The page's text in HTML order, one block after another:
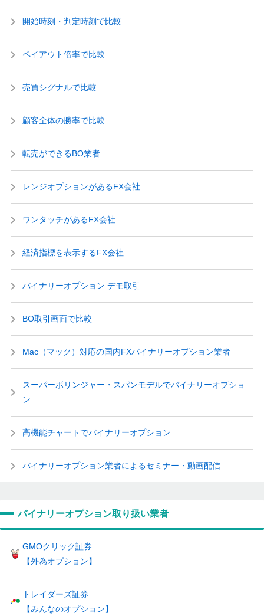
開始時刻・判定時刻で比較
ペイアウト倍率で比較
売買シグナルで比較
顧客全体の勝率で比較
転売ができるBO業者
レンジオプションがあるFX会社
ワンタッチがあるFX会社
経済指標を表示するFX会社
バイナリーオプション デモ取引
BO取引画面で比較
Mac（マック）対応の国内FXバイナリーオプション業者
スーパーボリンジャー・スパンモデルでバイナリーオプショ
ン
高機能チャートでバイナリーオプション
バイナリーオプション業者によるセミナー・動画配信
バイナリーオプション取り扱い業者
GMOクリック証券
【外為オプション】
トレイダーズ証券
【みんなのオプション】